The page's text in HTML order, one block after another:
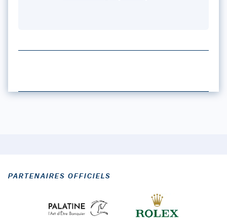
PARTENAIRES OFFICIELS